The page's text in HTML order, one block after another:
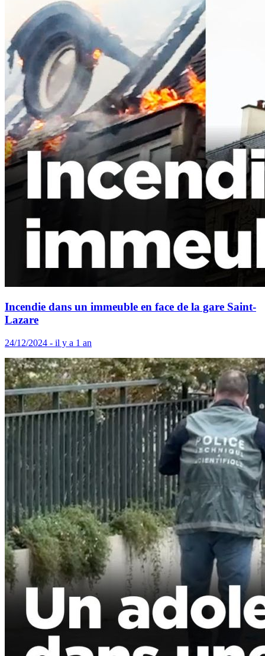
Incendie dans un immeuble en face de la gare Saint-
Lazare
24/12/2024 - il y a 1 an